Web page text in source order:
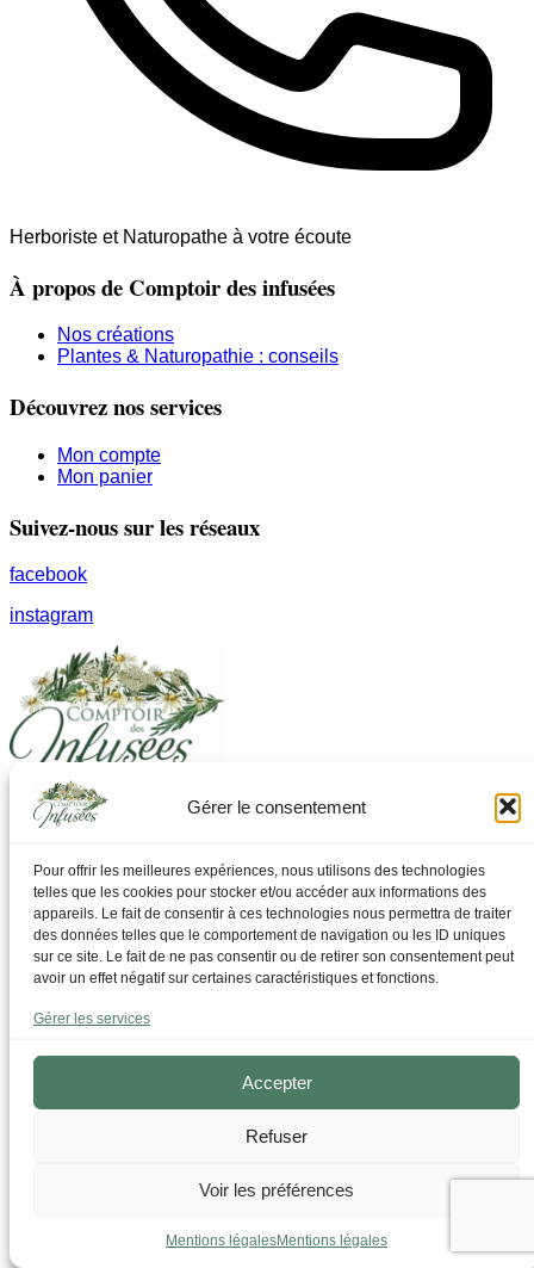
Gérer le consentement
Pour offrir les meilleures expériences, nous utilisons des technologies
telles que les cookies pour stocker et/ou accéder aux informations des
appareils. Le fait de consentir à ces technologies nous permettra de traiter
des données telles que le comportement de navigation ou les ID uniques
sur ce site. Le fait de ne pas consentir ou de retirer son consentement peut
avoir un effet négatif sur certaines caractéristiques et fonctions.
Gérer les services
Accepter
Refuser
Voir les préférences
Mentions légalesMentions légales
Herboriste et Naturopathe à votre écoute
À propos de Comptoir des infusées
Nos créations
Plantes & Naturopathie : conseils
Découvrez nos services
Mon compte
Mon panier
Suivez-nous sur les réseaux
facebook
instagram
Laissez-vous guider pour trouver ce dont vous avez
besoin
Par Thématique
Allergies I Refroidissement
Articulations | os | Muscles
Circulation | Jambes lourdes
Confort urinaire
Détente | Relaxation
Drainage | Perte de poids
Femmes | Cycles
Foie | Métabolisme | Sucres
Immunité | Vitalité
Peau | Ongles | Cheveux
Tisanes bien-être